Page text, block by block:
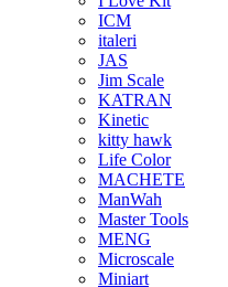
ICM
italeri
JAS
Jim Scale
KATRAN
Kinetic
kitty hawk
Life Color
MACHETE
ManWah
Master Tools
MENG
Microscale
Miniart